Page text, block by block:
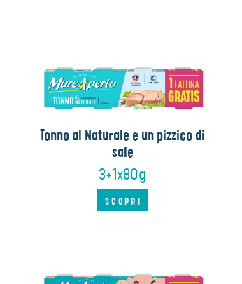
Tonno al Naturale e un pizzico di
sale
3+1x80g
SCOPRI